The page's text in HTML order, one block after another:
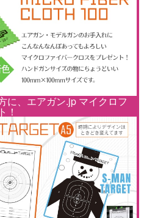
に、エアガン.jp マイクロフ
！